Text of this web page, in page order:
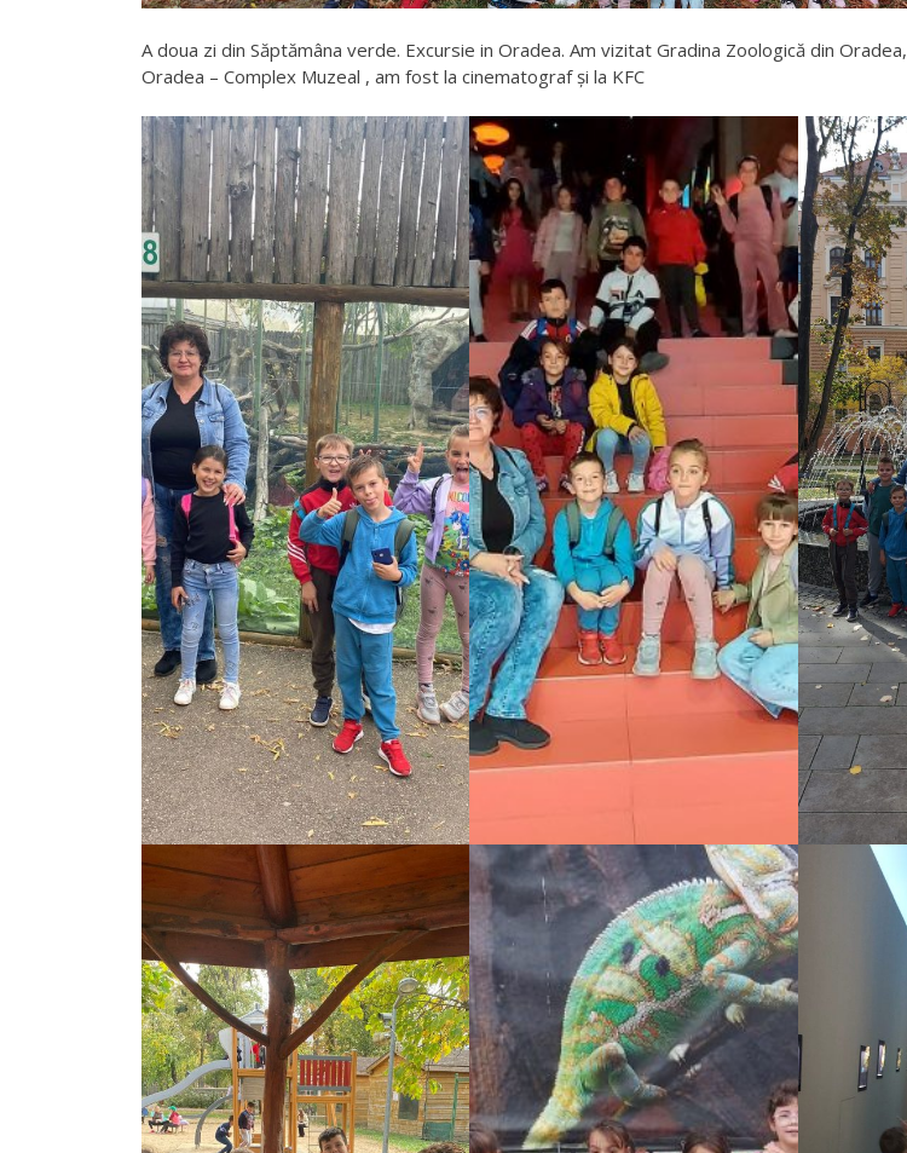
A doua zi din Săptămâna verde. Excursie in Oradea. Am vizitat Gradina Zoologică din Oradea,
Oradea – Complex Muzeal , am fost la cinematograf și la KFC